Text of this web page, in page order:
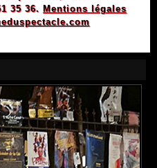
35 36. Mentions légales